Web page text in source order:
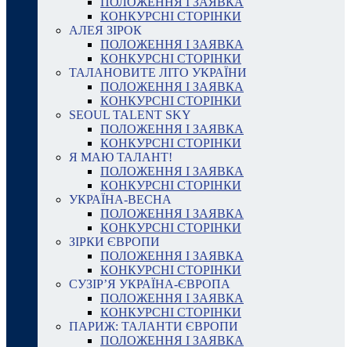
КОНКУРСНІ СТОРІНКИ
АЛЕЯ ЗІРОК
ПОЛОЖЕННЯ І ЗАЯВКА
КОНКУРСНІ СТОРІНКИ
ТАЛАНОВИТЕ ЛІТО УКРАЇНИ
ПОЛОЖЕННЯ І ЗАЯВКА
КОНКУРСНІ СТОРІНКИ
SEOUL TALENT SKY
ПОЛОЖЕННЯ І ЗАЯВКА
КОНКУРСНІ СТОРІНКИ
Я МАЮ ТАЛАНТ!
ПОЛОЖЕННЯ І ЗАЯВКА
КОНКУРСНІ СТОРІНКИ
УКРАЇНА-ВЕСНА
ПОЛОЖЕННЯ І ЗАЯВКА
КОНКУРСНІ СТОРІНКИ
ЗІРКИ ЄВРОПИ
ПОЛОЖЕННЯ І ЗАЯВКА
КОНКУРСНІ СТОРІНКИ
СУЗІР’Я УКРАЇНА-ЄВРОПА
ПОЛОЖЕННЯ І ЗАЯВКА
КОНКУРСНІ СТОРІНКИ
ПАРИЖ: ТАЛАНТИ ЄВРОПИ
ПОЛОЖЕННЯ І ЗАЯВКА